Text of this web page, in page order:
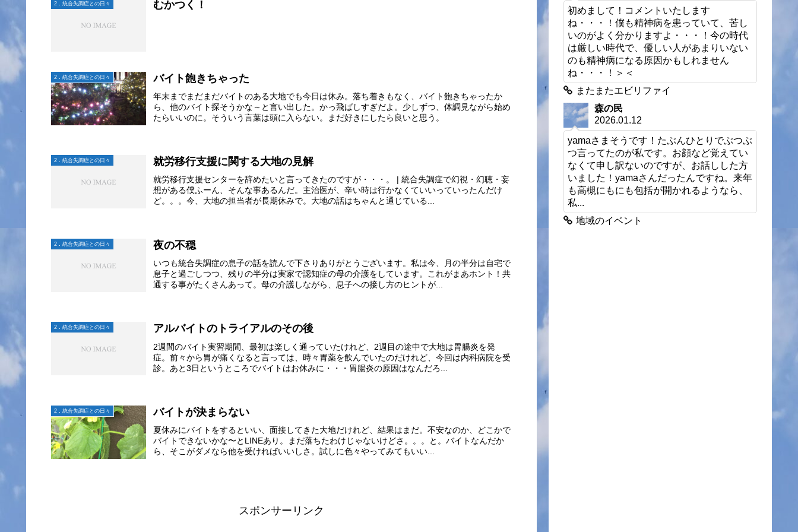
2．統合失調症との日々 むかつく！
2．統合失調症との日々 バイト飽きちゃった
年末までまだまだバイトのある大地でも今日は休み。落ち着きもなく、バイト飽きちゃったか
ら、他のバイト探そうかな～と言い出した。かっ飛ばしすぎだよ。少しずつ、体調見ながら始め
たらいいのに。そういう言葉は頭に入らない。まだ好きにしたら良いと思う。
2．統合失調症との日々 就労移行支援に関する大地の見解
就労移行支援センターを辞めたいと言ってきたのですが・・・。 | 統合失調症で幻視・幻聴・妄
想がある僕ふーん、そんな事あるんだ。主治医が、辛い時は行かなくていいっていったんだけ
ど。。。今、大地の担当者が長期休みで。大地の話はちゃんと通じている...
2．統合失調症との日々 夜の不穏
いつも統合失調症の息子の話を読んで下さりありがとうございます。私は今、月の半分は自宅で
息子と過ごしつつ、残りの半分は実家で認知症の母の介護をしています。これがまあホント！共
通する事がたくさんあって。母の介護しながら、息子への接し方のヒントが...
2．統合失調症との日々 アルバイトのトライアルのその後
2週間のバイト実習期間、最初は楽しく通っていたけれど、2週目の途中で大地は胃腸炎を発
症。前々から胃が痛くなると言っては、時々胃薬を飲んでいたのだけれど、今回は内科病院を受
診。あと3日というところでバイトはお休みに・・・胃腸炎の原因はなんだろ...
2．統合失調症との日々 バイトが決まらない
夏休みにバイトをするといい、面接してきた大地だけれど、結果はまだ。不安なのか、どこかで
バイトできないかな〜とLINEあり。まだ落ちたわけじゃないけどさ。。。と。バイトなんだか
ら、そこがダメなら他を受ければいいしさ。試しに色々やってみてもいい...
スポンサーリンク
初めまして！コメントいたします
ね・・・！僕も精神病を患っていて、苦し
いのがよく分かりますよ・・・！今の時代
は厳しい時代で、優しい人があまりいない
のも精神病になる原因かもしれません
ね・・・！＞＜
またまたエビリファイ
森の民
2026.01.12
yamaさまそうです！たぶんひとりでぶつぶ
つ言ってたのが私です。お顔など覚えてい
なくて申し訳ないのですが、お話しした方
いました！yamaさんだったんですね。来年
も高槻にもにも包括が開かれるようなら、
私...
地域のイベント